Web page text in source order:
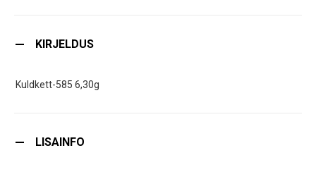
KIRJELDUS
Kuldkett-585 6,30g
LISAINFO